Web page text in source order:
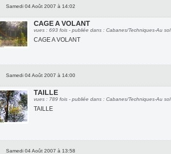
Samedi 04 Août 2007 à 14:02
CAGE A VOLANT
vues : 693 fois - publiée dans : Cabanes/Techniques-Au sol
CAGE A VOLANT
Samedi 04 Août 2007 à 14:00
TAILLE
vues : 789 fois - publiée dans : Cabanes/Techniques-Au sol
TAILLE
Samedi 04 Août 2007 à 13:58